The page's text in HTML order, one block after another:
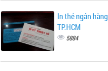
In thẻ ngân
TP.HCM
5884